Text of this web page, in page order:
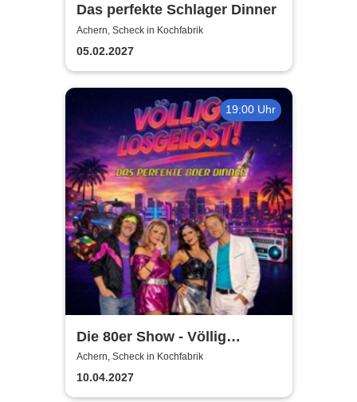
Das perfekte Schlager Dinner
Achern, Scheck in Kochfabrik
05.02.2027
19:00 Uhr
Die 80er Show - Völlig
losgelöst - Hymnen deines
Lebens
Achern, Scheck in Kochfabrik
10.04.2027